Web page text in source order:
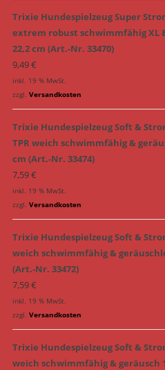
Trixie Hundespielzeug Super
extrem robust schwimmfähig XL
22,2 cm (Art.-Nr. 33470)
9,49€
inkl. 19 % MwSt.
zzgl. Versandkosten
Trixie Hundespielzeug Soft &
TPR weich schwimmfähig &
cm (Art.-Nr. 33474)
7,59€
inkl. 19 % MwSt.
zzgl. Versandkosten
Trixie Hundespielzeug Soft &
weich schwimmfähig &
(Art.-Nr. 33472)
7,59€
inkl. 19 % MwSt.
zzgl. Versandkosten
Trixie Hundespielzeug Soft &
weich schwimmfähig & geräusch